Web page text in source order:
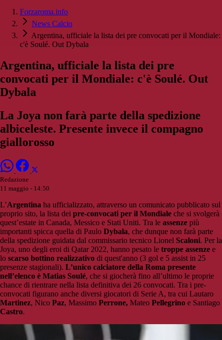
Forzaroma.info
News Calcio
Argentina, ufficiale la lista dei pre convocati per il Mondiale:
c'è Soulé. Out Dybala
Argentina, ufficiale la lista dei pre
convocati per il Mondiale: c'è Soulé. Out
Dybala
La Joya non farà parte della spedizione
albiceleste. Presente invece il compagno
giallorosso
Redazione
11 maggio - 14:50
L’Argentina ha ufficializzato, attraverso un comunicato pubblicato sul
proprio sito, la lista dei pre-convocati per il Mondiale che si svolgerà
quest’estate in Canada, Messico e Stati Uniti. Tra le assenze più
importanti spicca quella di Paulo Dybala, che dunque non farà parte
della spedizione guidata dal commissario tecnico Lionel Scaloni. Per la
Joya, uno degli eroi di Qatar 2022, hanno pesato le troppe assenze e
lo scarso bottino realizzativo di quest'anno (3 gol e 5 assist in 25
presenze stagionali). L’unico calciatore della Roma presente
nell’elenco è Matias Soulé, che si giocherà fino all’ultimo le proprie
chance di rientrare nella lista definitiva dei 26 convocati. Tra i pre-
convocati figurano anche diversi giocatori di Serie A, tra cui Lautaro
Martinez, Nico Paz, Massimo Perrone, Mateo Pellegrino e Santiago
Castro.